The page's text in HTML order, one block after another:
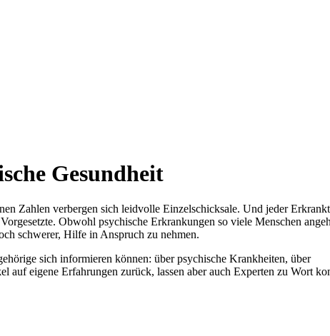
Gesundheit
Zahlen verbergen sich leidvolle Einzelschicksale. Und jeder
Obwohl psychische Erkrankungen so viele Menschen
schwerer, Hilfe in Anspruch zu nehmen.
sich informieren können: über psychische Krankheiten, über
eigene Erfahrungen zurück, lassen aber auch Experten zu Wort